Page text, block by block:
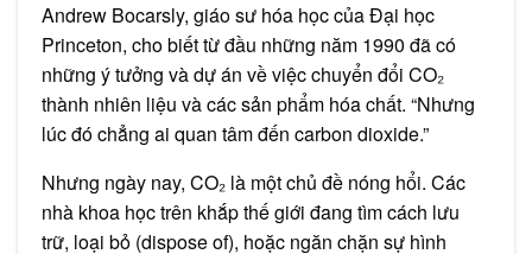
Andrew Bocarsly, giáo sư hóa học của Đại học
Princeton, cho biết từ đầu những năm 1990 đã có
những ý tưởng và dự án về việc chuyển đổi CO₂
thành nhiên liệu và các sản phẩm hóa chất. “Nhưng
lúc đó chẳng ai quan tâm đến carbon dioxide.”
Nhưng ngày nay, CO₂ là một chủ đề nóng hổi. Các
nhà khoa học trên khắp thế giới đang tìm cách lưu
trữ, loại bỏ (dispose of), hoặc ngăn chặn sự hình